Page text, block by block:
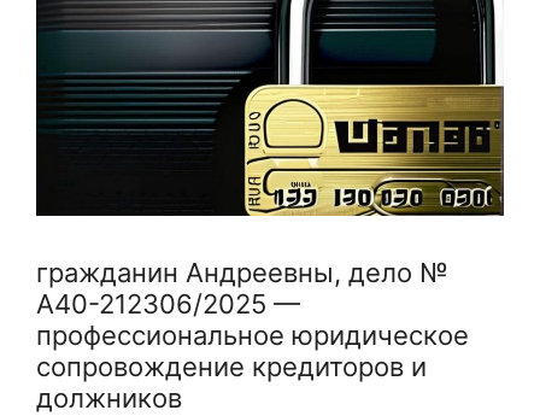
гражданин Андреевны, дело №
А40-212306/2025 —
профессиональное юридическое
сопровождение кредиторов и
должников